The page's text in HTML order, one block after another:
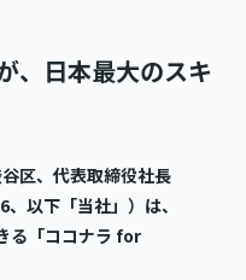
、日本最大のスキ
区、代表取締役社長
以下「当社」）は、
る「ココナラ for